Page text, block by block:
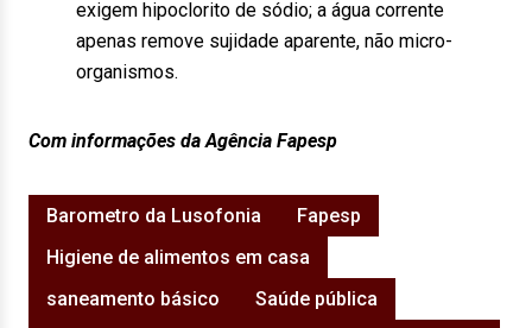
exigem hipoclorito de sódio; a água corrente
apenas remove sujidade aparente, não micro-
organismos.
Com informações da Agência Fapesp
Barometro da Lusofonia
Fapesp
Higiene de alimentos em casa
saneamento básico
Saúde pública